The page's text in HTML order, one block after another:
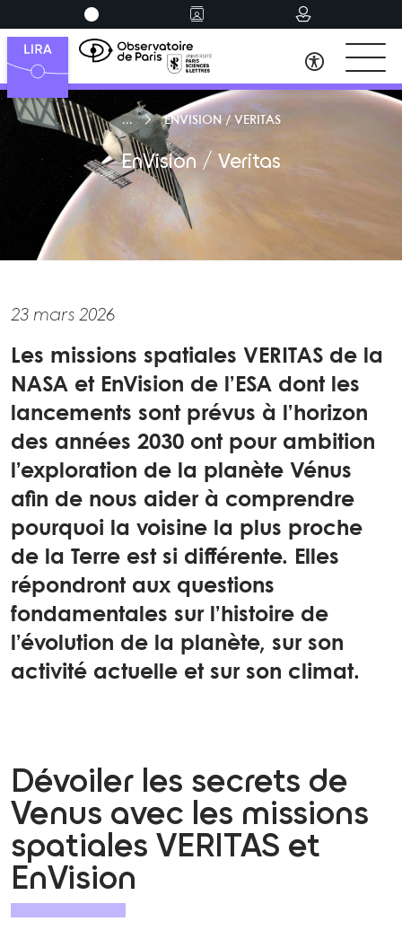
ENVISION / VERITAS
EnVision / Veritas
23 mars 2026
Les missions spatiales VERITAS de la
NASA et EnVision de l’ESA dont les
lancements sont prévus à l’horizon
des années 2030 ont pour ambition
l’exploration de la planète Vénus
afin de nous aider à comprendre
pourquoi la voisine la plus proche
de la Terre est si différente. Elles
répondront aux questions
fondamentales sur l’histoire de
l’évolution de la planète, sur son
activité actuelle et sur son climat.
Dévoiler les secrets de
Venus avec les missions
spatiales VERITAS et
EnVision